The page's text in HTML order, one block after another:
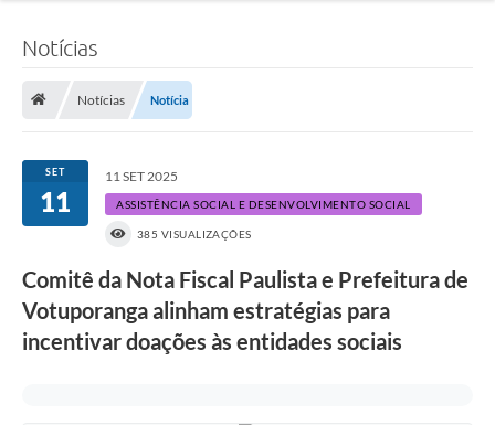
A História
Notícias
Diário Oficial
Prestação de Contas
Notícias
Notícias Notícia
SET
11
11 SET 2025
ASSISTÊNCIA SOCIAL E DESENVOLVIMENTO SOCIAL
385 VISUALIZAÇÕES
Comitê da Nota Fiscal Paulista e Prefeitura de
Votuporanga alinham estratégias para
incentivar doações às entidades sociais